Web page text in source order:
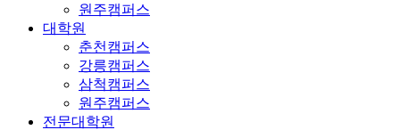
원주캠퍼스
대학원
춘천캠퍼스
강릉캠퍼스
삼척캠퍼스
원주캠퍼스
전문대학원